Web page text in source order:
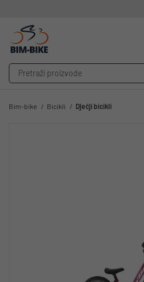
Bim-bike Bicikli Dječji bicikli